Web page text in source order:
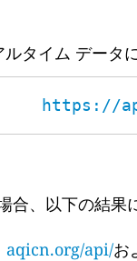
タイム データ
https://
合、以下の結果
aqicn.org/api/お